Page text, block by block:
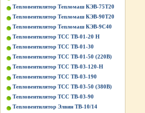
Тепловентилятор Тепломаш КЭВ-75Т20
Тепловентилятор Тепломаш КЭВ-90Т20
Тепловентилятор Тепломаш КЭВ-9С40
Тепловентилятор ТСС ТВ-01-20 Н
Тепловентилятор ТСС ТВ-01-30
Тепловентилятор ТСС ТВ-01-50 (220В)
Тепловентилятор ТСС ТВ-03-120-Н
Тепловентилятор ТСС ТВ-03-190
Тепловентилятор ТСС ТВ-03-50 (380В)
Тепловентилятор ТСС ТВ-03-90
Тепловентилятор Элвин ТВ-10/14